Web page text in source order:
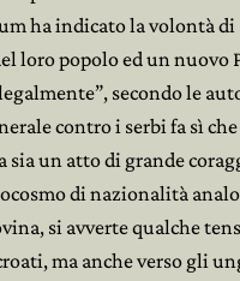
ha indicato la volontà di
loro popolo ed un nuovo
secondo le
contro i serbi fa sì
sia un atto di grande
di nazionalità
si avverte qualche
ma anche verso gli